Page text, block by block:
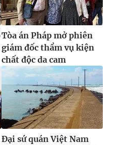
Tòa án Pháp mở phiên
giám đốc thẩm vụ kiện
chất độc da cam
Đại sứ quán Việt Nam